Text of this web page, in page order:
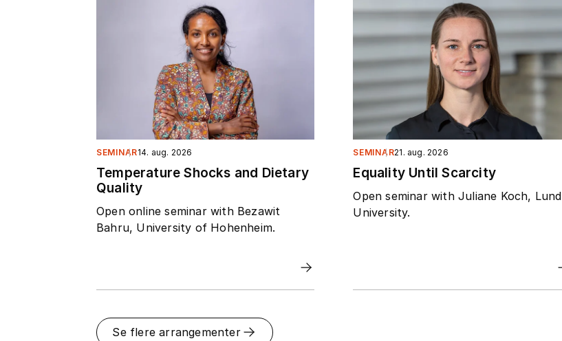
SEMINAR14. aug. 2026
Temperature Shocks and Dietary
Quality
Open online seminar with Bezawit
Bahru, University of Hohenheim.
SEMINAR21. aug. 2026
Equality Until Scarcity
Open seminar with Juliane Koch, Lund
University.
Se flere arrangementer